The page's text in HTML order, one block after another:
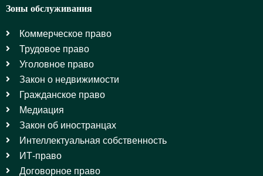
Зоны обслуживания
Коммерческое право
Трудовое право
Уголовное право
Закон о недвижимости
Гражданское право
Медиация
Закон об иностранцах
Интеллектуальная собственность
ИТ-право
Договорное право